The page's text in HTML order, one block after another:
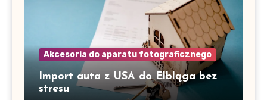
Akcesoria do aparatu fotograficznego
Import auta z USA do Elbląga bez
stresu